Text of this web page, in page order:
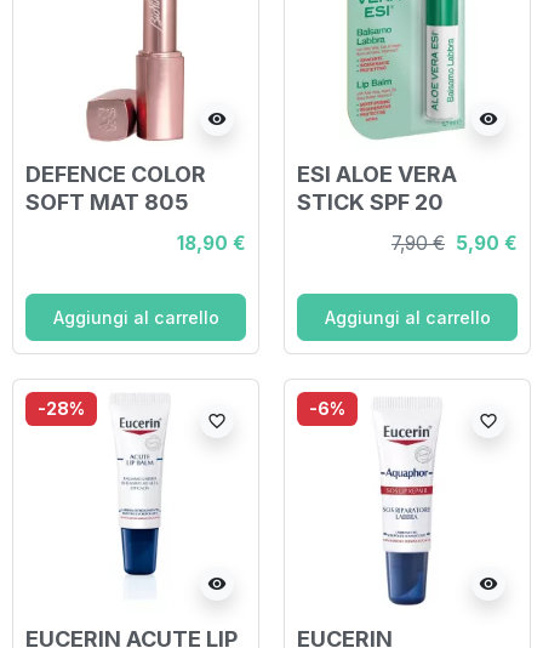
visibility
DEFENCE COLOR
SOFT MAT 805
ROUGE BRIQUE
scad 30/04/2026
18,90 €
Aggiungi al carrello
visibility
ESI ALOE VERA
STICK SPF 20
7,90 € 5,90 €
Aggiungi al carrello
-28%
visibility
favorite_border
EUCERIN ACUTE LIP
-6%
visibility
favorite_border
EUCERIN